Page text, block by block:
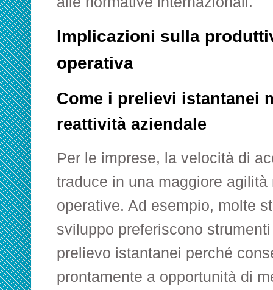
Implicazioni sulla
operativa
Come i prelievi istantanei
reattività aziendale
Per le imprese, la velocità di
traduce in una maggiore
operative. Ad esempio, molte
sviluppo preferiscono
prelievo istantanei perché
prontamente a opportunità di